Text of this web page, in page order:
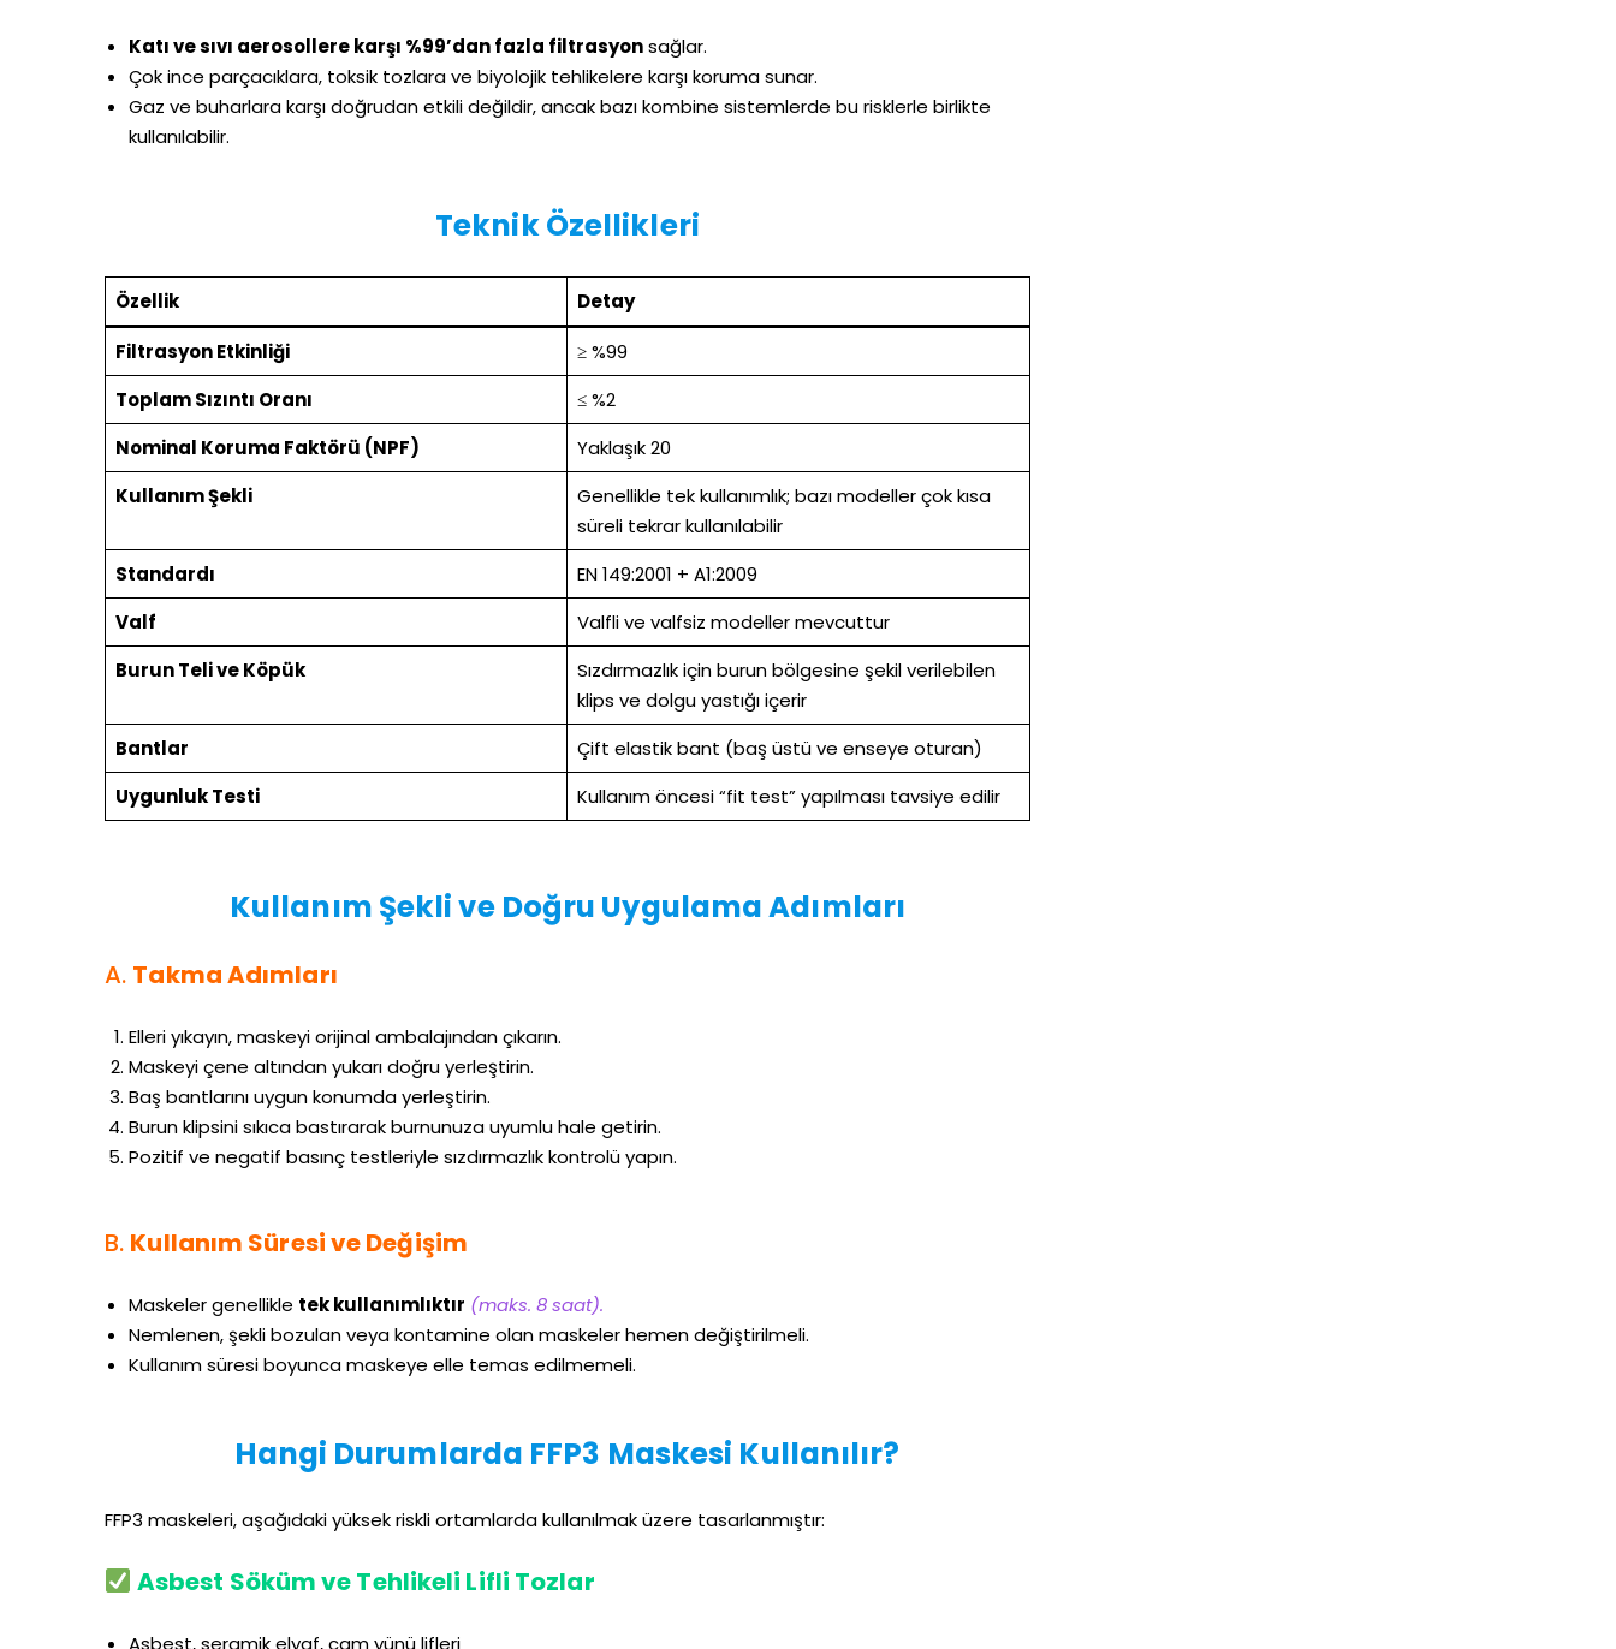
Katı ve sıvı aerosollere karşı %99’dan fazla filtrasyonsağlar.
Çok ince parçacıklara, toksik tozlara ve biyolojik tehlikelere karşı koruma sunar.
Gaz ve buharlara karşı doğrudan etkili değildir, ancak bazı kombine sistemlerde bu risklerle birlikte
kullanılabilir.
Teknik Özellikleri
Özellik
Detay
Filtrasyon Etkinliği
≥ %99
Toplam Sızıntı Oranı
≤ %2
Nominal Koruma Faktörü (NPF)
Yaklaşık 20
Kullanım Şekli
Genellikle tek kullanımlık; bazı modeller çok kısa
süreli tekrar kullanılabilir
Standardı
EN 149:2001 + A1:2009
Valf
Valfli ve valfsiz modeller mevcuttur
Burun Teli ve Köpük
Sızdırmazlık için burun bölgesine şekil verilebilen
klips ve dolgu yastığı içerir
Bantlar
Çift elastik bant (baş üstü ve enseye oturan)
Uygunluk Testi
Kullanım öncesi “fit test” yapılması tavsiye edilir
Kullanım Şekli ve Doğru Uygulama Adımları
A. Takma Adımları
Elleri yıkayın, maskeyi orijinal ambalajından çıkarın.
Maskeyi çene altından yukarı doğru yerleştirin.
Baş bantlarını uygun konumda yerleştirin.
Burun klipsini sıkıca bastırarak burnunuza uyumlu hale getirin.
Pozitif ve negatif basınç testleriyle sızdırmazlık kontrolü yapın.
B. Kullanım Süresi ve Değişim
Maskeler genellikle tek kullanımlıktır (maks. 8 saat).
Nemlenen, şekli bozulan veya kontamine olan maskeler hemen değiştirilmeli.
Kullanım süresi boyunca maskeye elle temas edilmemeli.
Hangi Durumlarda FFP3 Maskesi Kullanılır?
FFP3 maskeleri, aşağıdaki yüksek riskli ortamlarda kullanılmak üzere tasarlanmıştır:
Asbest Söküm ve Tehlikeli Lifli Tozlar
Asbest, seramik elyaf, cam yünü lifleri